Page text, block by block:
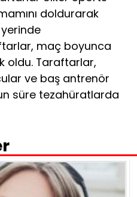
doldurarak
maç boyunca
oldu. Taraftarlar,
ve baş antrenör
süre tezahüratlarda